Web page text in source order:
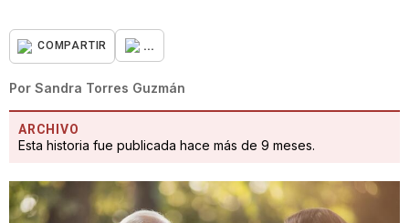
COMPARTIR ...
Por Sandra Torres Guzmán
ARCHIVO
Esta historia fue publicada hace más de 9 meses.